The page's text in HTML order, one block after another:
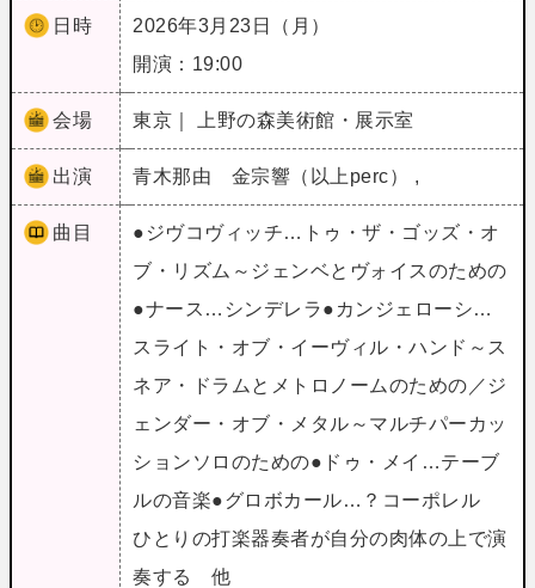
日時
2026年3月23日（月）
開演：19:00
会場 東京｜ 上野の森美術館・展示室
出演 青木那由 金宗響（以上perc） ,
曲目
●ジヴコヴィッチ…トゥ・ザ・ゴッズ・オ
ブ・リズム～ジェンベとヴォイスのための
●ナース…シンデレラ●カンジェローシ…
スライト・オブ・イーヴィル・ハンド～ス
ネア・ドラムとメトロノームのための／ジ
ェンダー・オブ・メタル～マルチパーカッ
ションソロのための●ドゥ・メイ…テーブ
ルの音楽●グロボカール…？コーポレル
ひとりの打楽器奏者が自分の肉体の上で演
奏する 他